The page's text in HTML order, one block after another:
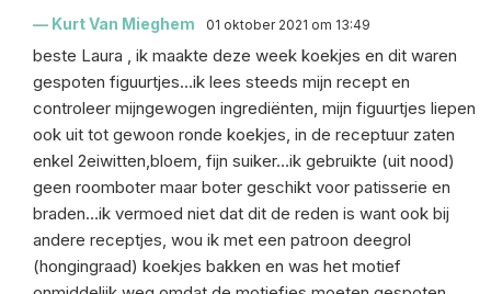
Kurt Van Mieghem 01 oktober 2021 om 13:49
beste Laura , ik maakte deze week koekjes en dit waren
gespoten figuurtjes…ik lees steeds mijn recept en
controleer mijngewogen ingrediënten, mijn figuurtjes liepen
ook uit tot gewoon ronde koekjes, in de receptuur zaten
enkel 2eiwitten,bloem, fijn suiker…ik gebruikte (uit nood)
geen roomboter maar boter geschikt voor patisserie en
braden…ik vermoed niet dat dit de reden is want ook bij
andere receptjes, wou ik met een patroon deegrol
(hongingraad) koekjes bakken en was het motief